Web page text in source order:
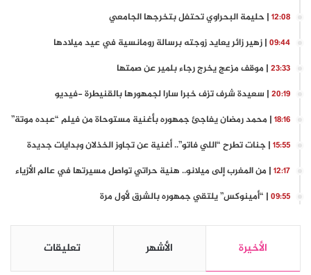
12:08 | حليمة البحراوي تحتفل بتخرجها الجامعي
09:44 | زهير زائر يعايد زوجته برسالة رومانسية في عيد ميلادها
23:33 | موقف مزعج يخرج رجاء بلمير عن صمتها
20:19 | سعيدة شرف تزف خبرا سارا لجمهورها بالقنيطرة -فيديو
18:16 | محمد رمضان يفاجئ جمهوره بأغنية مستوحاة من فيلم “عبده موتة”
15:55 | جنات تطرح “اللي فاتو”.. أغنية عن تجاوز الخذلان وبدايات جديدة
12:17 | من المغرب إلى ميلانو.. هنية حراتي تواصل مسيرتها في عالم الأزياء
09:55 | “أمينوكس” يلتقي جمهوره بالشرق لأول مرة
الأخيرة الأشهر تعليقات